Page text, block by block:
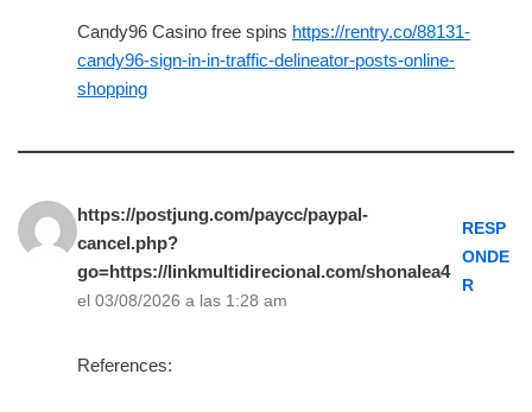
Candy96 Casino free spins https://rentry.co/88131-
candy96-sign-in-in-traffic-delineator-posts-online-
shopping
https://postjung.com/paycc/paypal-
cancel.php?
go=https://linkmultidirecional.com/shonalea4
el 03/08/2026 a las 1:28 am
RESP
ONDE
R
References: